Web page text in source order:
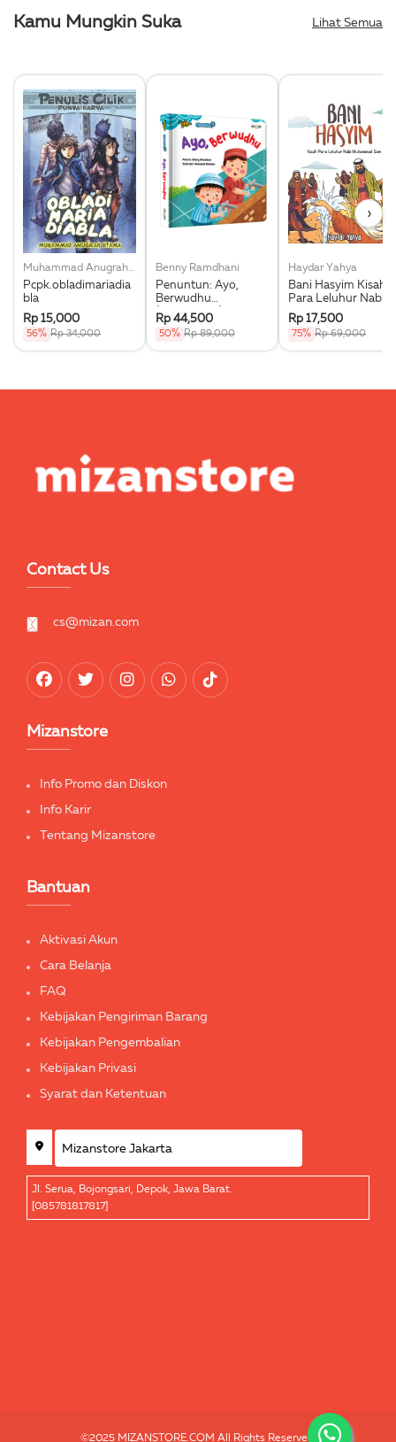
Kamu Mungkin Suka Lihat Semua
Muhammad Anugrah Utama
Pcpk.obladimariadia
bla
Rp 15,000
56% Rp 34,000
Benny Ramdhani
Penuntun: Ayo,
Berwudhu
(Boardbook)
Rp 44,500
50% Rp 89,000
Haydar Yahya
Bani Hasyim Kisah
Para Leluhur Nabi
Muhammad Saw.
Rp 17,500
75% Rp 69,000
›
Contact Us
cs@mizan.com
Mizanstore
Info Promo dan Diskon
Info Karir
Tentang Mizanstore
Bantuan
Aktivasi Akun
Cara Belanja
FAQ
Kebijakan Pengiriman Barang
Kebijakan Pengembalian
Kebijakan Privasi
Syarat dan Ketentuan
Jl. Serua, Bojongsari, Depok, Jawa Barat.
[085781817817]
©2025 MIZANSTORE.COM All Rights Reserved.